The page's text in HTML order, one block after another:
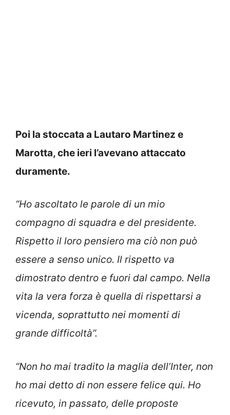
Poi la stoccata a Lautaro Martinez e
Marotta, che ieri l’avevano attaccato
duramente.
“Ho ascoltato le parole di un mio
compagno di squadra e del presidente.
Rispetto il loro pensiero ma ciò non può
essere a senso unico. Il rispetto va
dimostrato dentro e fuori dal campo. Nella
vita la vera forza è quella di rispettarsi a
vicenda, soprattutto nei momenti di
grande difficoltà”.
“Non ho mai tradito la maglia dell’Inter, non
ho mai detto di non essere felice qui. Ho
ricevuto, in passato, delle proposte